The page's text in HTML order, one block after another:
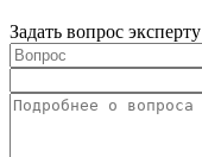
Задать вопрос эксперту